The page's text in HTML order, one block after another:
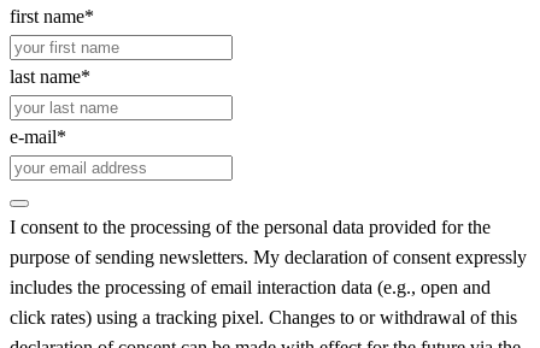
first name*
last name*
e-mail*
I consent to the processing of the personal data provided for the
purpose of sending newsletters. My declaration of consent expressly
includes the processing of email interaction data (e.g., open and
click rates) using a tracking pixel. Changes to or withdrawal of this